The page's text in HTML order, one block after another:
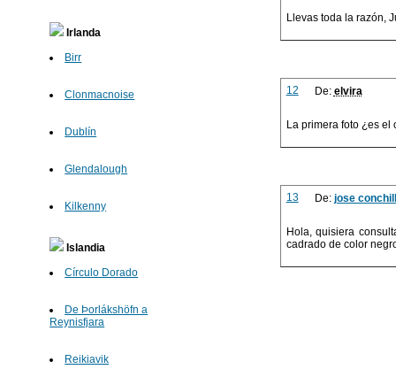
Irlanda
Birr
Clonmacnoise
Dublín
Glendalough
Kilkenny
Islandia
Círculo Dorado
De Þorlákshöfn a
Reynisfjara
Reikiavik
Llevas toda la razón,
12 De: elvira
La primera foto ¿es el
13 De: jose
Hola, quisiera
cadrado de color